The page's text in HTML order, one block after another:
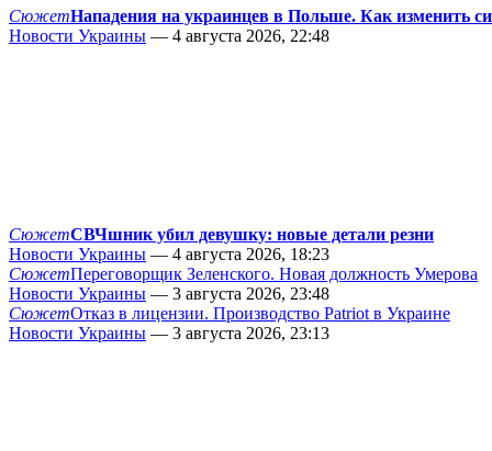
СюжетНападения на украинцев в Польше. Как изменить
Новости Украины — 4 августа 2026, 22:48
СюжетСВЧшник убил девушку: новые детали резни
Новости Украины — 4 августа 2026, 18:23
СюжетПереговорщик Зеленского. Новая должность Умерова
Новости Украины — 3 августа 2026, 23:48
СюжетОтказ в лицензии. Производство Patriot в Украине
Новости Украины — 3 августа 2026, 23:13